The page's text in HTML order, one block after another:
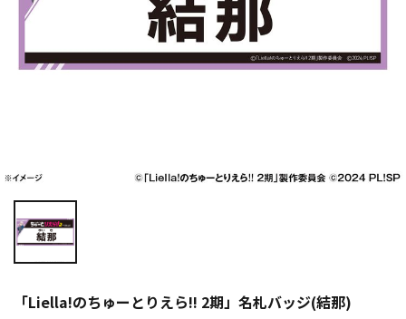
「Liella!のちゅーとりえら!! 2期」名札バッジ(結那)